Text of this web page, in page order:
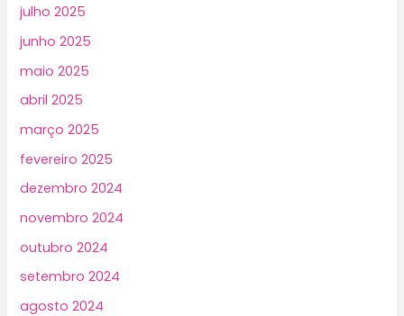
julho 2025
junho 2025
maio 2025
abril 2025
março 2025
fevereiro 2025
dezembro 2024
novembro 2024
outubro 2024
setembro 2024
agosto 2024